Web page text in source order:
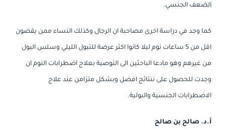
الضعف الجنسي.
كما وجد في دراسة اخرى مصاحبة ان الرجال وكذلك النساء ممن يقضون
اقل من 5 ساعات نوم ليلا كانوا اكثر عرضة للتبول الليلي وسلس البول
من غيرهم وهو مادعا الباحثين الى التوصية بعلاج اضطرابات النوم ان
وجدت للحصول على ننتائج افضل وبشكل متزامن عند علاج
الاضطرابات الجنسية والبولية.
أ.د. صالح بن صالح